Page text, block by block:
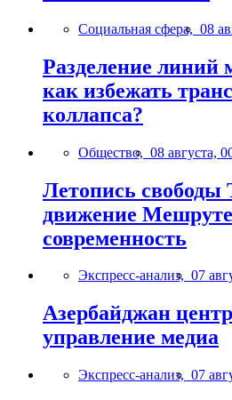
Социальная сфера, 08
Разделение линий
как избежать
коллапса?
Общество, 08 августа,
Летопись свободы
движение
современность
Экспресс-анализ, 07
Азербайджан
управление медиа
Экспресс-анализ, 07